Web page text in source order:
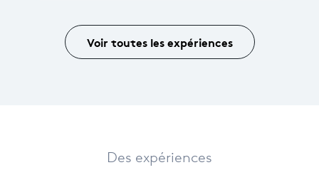
Voir toutes les expériences
Des expériences